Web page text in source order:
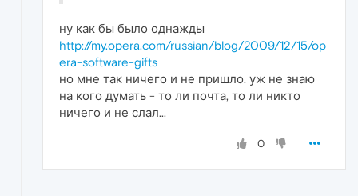
ну как бы было однажды
http://my.opera.com/russian/blog/2009/12/15/op
era-software-gifts
но мне так ничего и не пришло. уж не знаю
на кого думать - то ли почта, то ли никто
ничего и не слал...
0